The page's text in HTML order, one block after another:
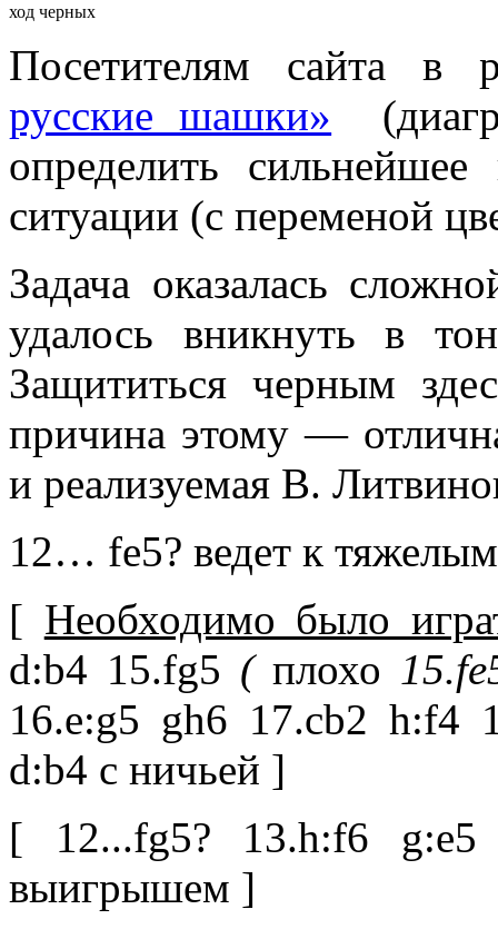
ход черных
Посетителям сайта в
русские шашки»
определить
ситуации (с переменой
Задача оказалась
удалось вникнуть в
Защититься черным
причина этому —
и реализуемая В.
12… fe5? ведет к
[ Необходимо было
d:b4 15.fg5 (плохо
16.e:g5 gh6 17.cb2 h:f4
d:b4 с ничьей ]
[ 12...fg5? 13.h:f6
выигрышем ]